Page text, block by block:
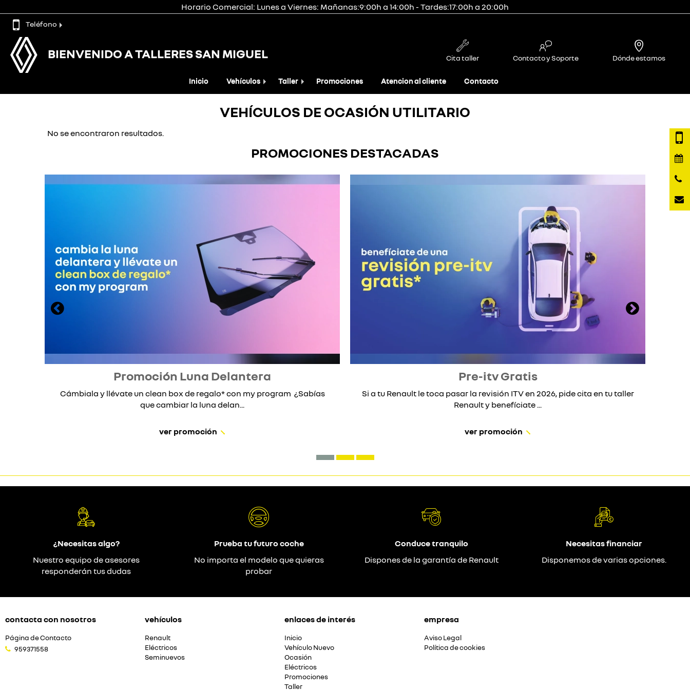
Horario Comercial: Lunes a Viernes: Mañanas:9:00h a 14:00h - Tardes:17:00h a 20:00h
Teléfono
BIENVENIDO A TALLERES SAN MIGUEL Cita taller Contacto y Soporte Dónde estamos
Inicio Vehículos Taller Promociones Atencion al cliente Contacto
VEHÍCULOS DE OCASIÓN UTILITARIO
No se encontraron resultados.
PROMOCIONES DESTACADAS
Promoción Luna Delantera
Cámbiala y llévate un clean box de regalo* con my program ¿Sabías
que cambiar la luna delan...
ver promoción
Pre-itv Gratis
Si a tu Renault le toca pasar la revisión ITV en 2026, pide cita en tu taller
Renault y benefíciate ...
ver promoción
¿Necesitas algo?
Nuestro equipo de asesores
responderán tus dudas
Prueba tu futuro coche
No importa el modelo que quieras
probar
Conduce tranquilo
Dispones de la garantía de Renault
Necesitas financiar
Disponemos de varias opciones.
contacta con nosotros
Página de Contacto
959371558
vehículos
Renault
Eléctricos
Seminuevos
enlaces de interés
Inicio
Vehículo Nuevo
Ocasión
Eléctricos
Promociones
Taller
empresa
Aviso Legal
Política de cookies